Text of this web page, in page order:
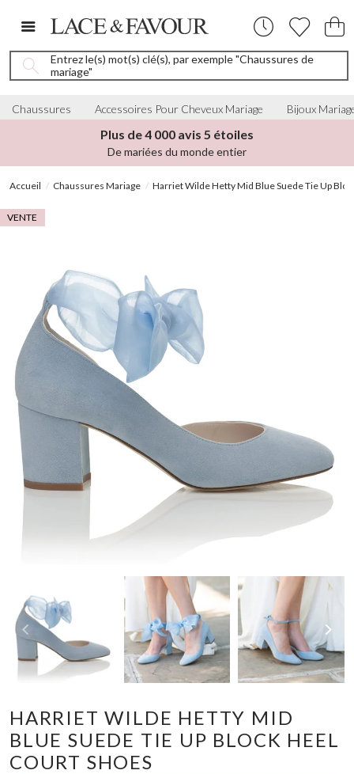
Entrez le(s) mot(s) clé(s), par exemple "Chaussures de
mariage"
Chaussures Accessoires Pour Cheveux Mariage Bijoux
Plus de 4 000 avis 5 étoiles
De mariées du monde entier
Accueil Chaussures Mariage Harriet Wilde Hetty Mid Blue Suede Tie Up
VENTE
HARRIET WILDE HETTY MID
BLUE SUEDE TIE UP BLOCK HEEL
COURT SHOES